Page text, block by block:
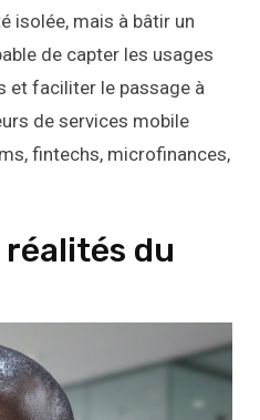
isolée, mais à bâtir un
de capter les usages
et faciliter le passage à
de services mobile
fintechs, microfinances,
réalités du